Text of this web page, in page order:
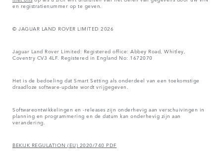
en registratienummer op te geven.
© JAGUAR LAND ROVER LIMITED 2026
Jaguar Land Rover Limited: Registered office: Abbey Road, Whitley,
Coventry CV3 4LF. Registered in England No: 1672070
Het is de bedoeling dat Smart Setting als onderdeel van een toekomstige
draadloze software-update wordt vrijgegeven.
Softwareontwikkelingen en -releases zijn onderhevig aan verschuivingen in
planning en programmering en de datum kan onderhevig zijn aan
verandering.
BEKIJK REGULATION (EU) 2020/740 PDF